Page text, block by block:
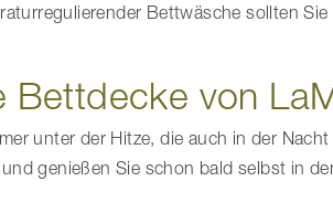
Bettwäsche sollten
Bettdecke von
unter der Hitze, die auch in der
genießen Sie schon bald selbst in